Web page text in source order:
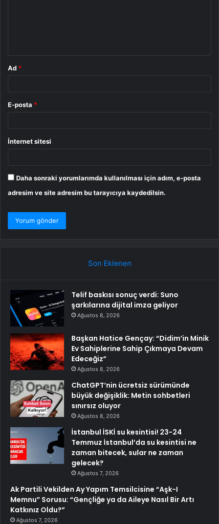
Ad *
E-posta *
İnternet sitesi
Daha sonraki yorumlarımda kullanılması için adım, e-posta
adresim ve site adresim bu tarayıcıya kaydedilsin.
Son Eklenen
Telif baskısı sonuç verdi: Suno
şarkılarına dijital imza geliyor
Ağustos 8, 2026
Başkan Hatice Gençay: “Didim’in Minik
Ev Sahiplerine Sahip Çıkmaya Devam
Edeceğiz”
Ağustos 8, 2026
ChatGPT’nin ücretsiz sürümünde
büyük değişiklik: Metin sohbetleri
sınırsız oluyor
Ağustos 8, 2026
İstanbul İSKİ su kesintisi! 23-24
Temmuz İstanbul’da su kesintisi ne
zaman bitecek, sular ne zaman
gelecek?
Ağustos 7, 2026
Ak Partili Vekilden Ay Yapım Temsilcisine “Aşk-I
Memnu” Sorusu: “Gençliğe ya da Aileye Nasıl Bir Artı
Katkınız Oldu?”
Ağustos 7, 2026